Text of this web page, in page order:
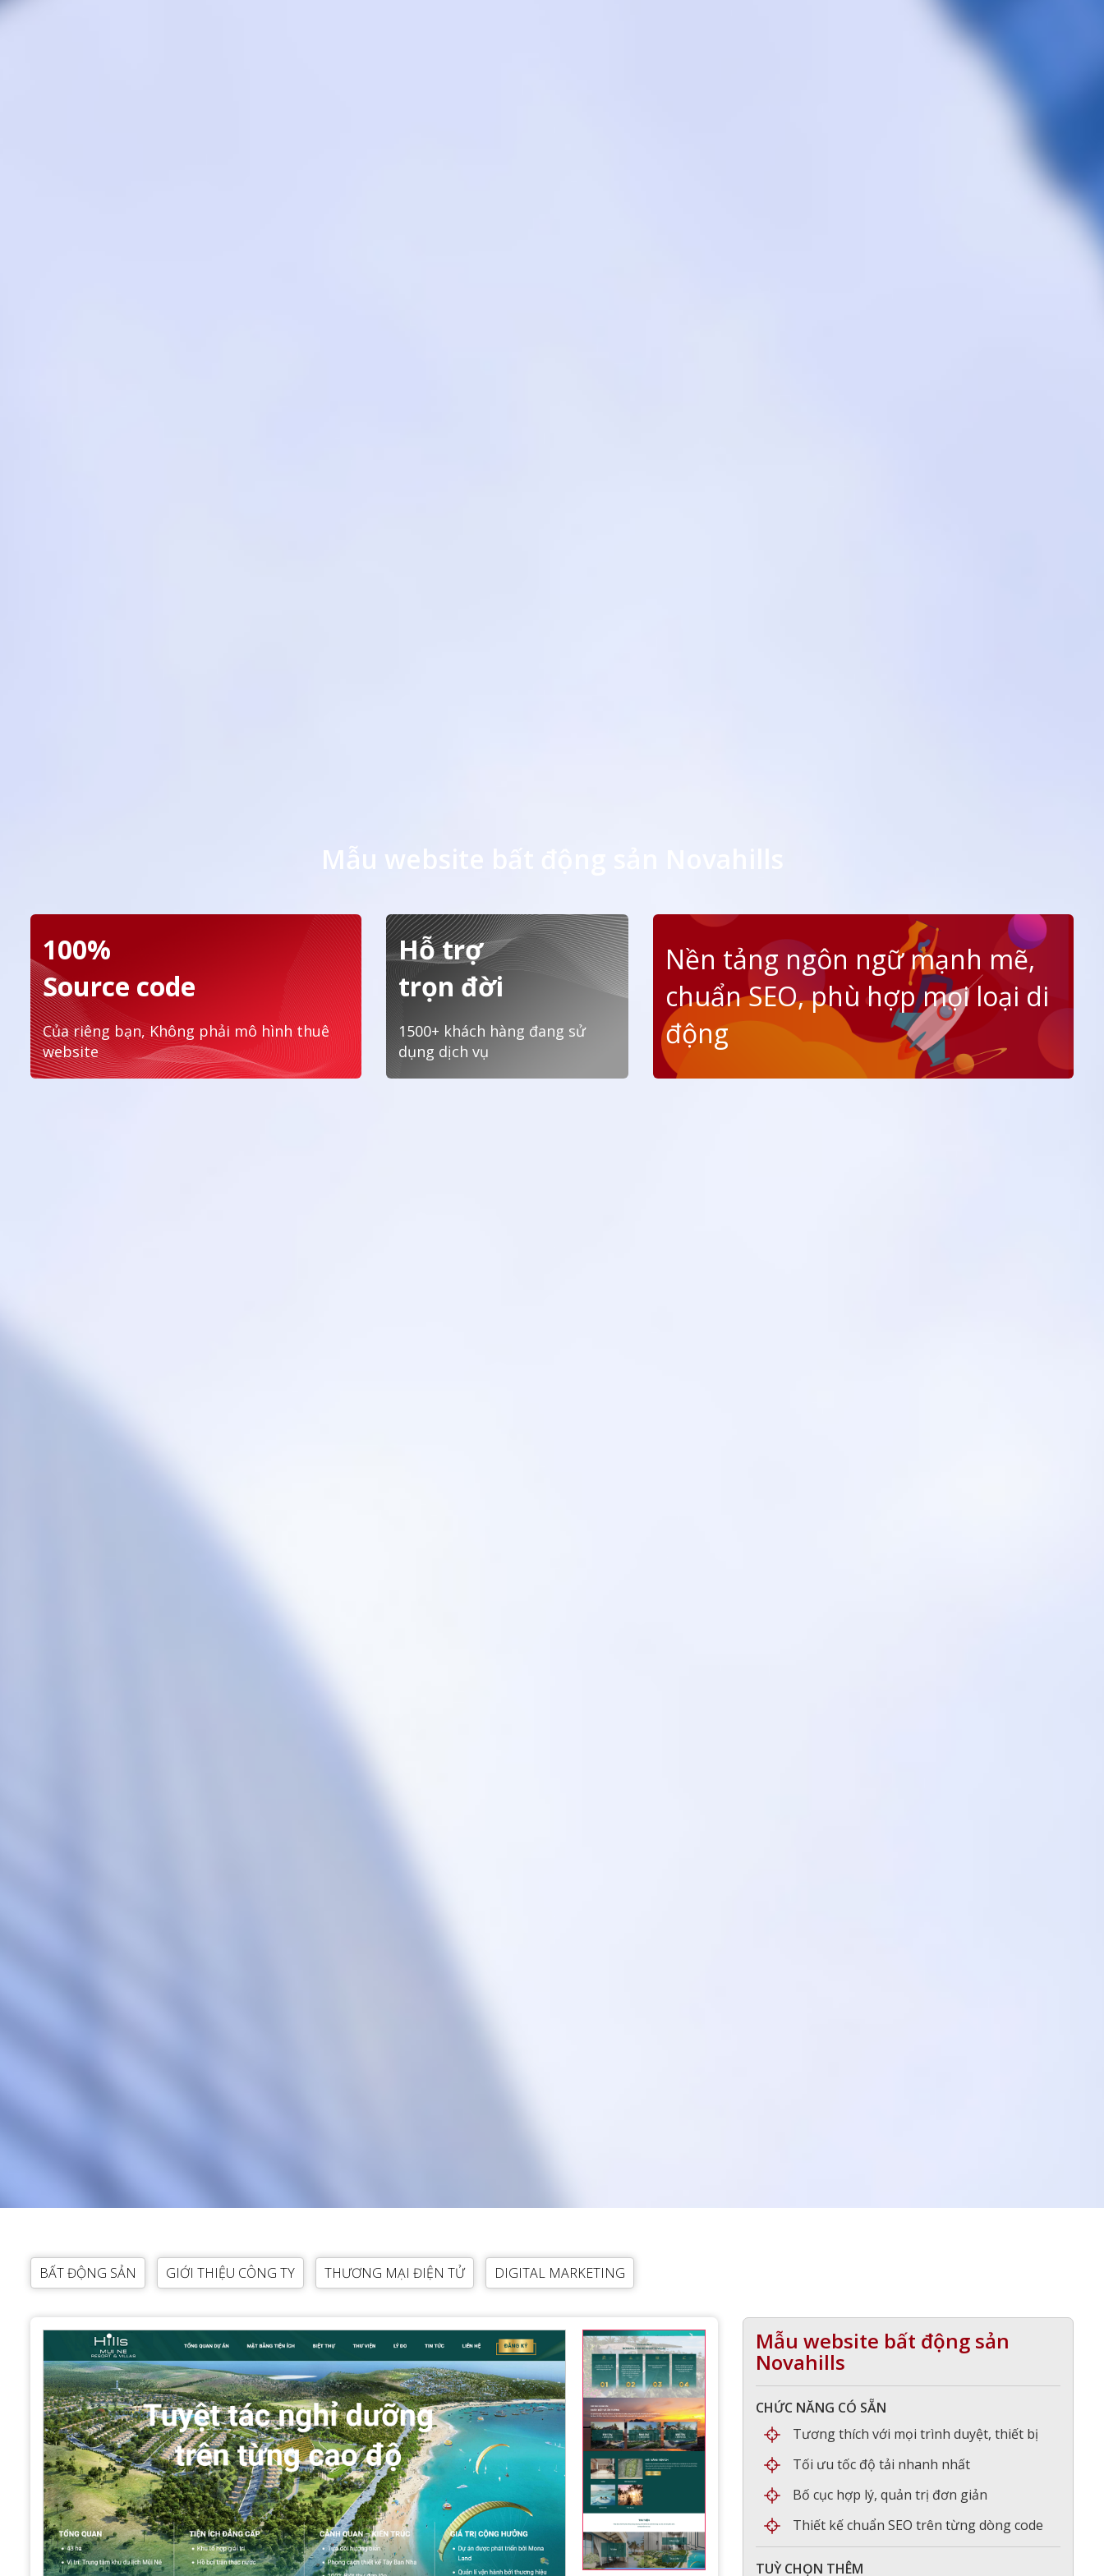
Mẫu website bất động sản Novahills
100%
Source code
Của riêng bạn, Không phải mô hình thuê
website
Hỗ trợ
trọn đời
1500+ khách hàng đang sử
dụng dịch vụ
Nền tảng ngôn ngữ mạnh mẽ,
chuẩn SEO, phù hợp mọi loại di
động
BẤT ĐỘNG SẢN GIỚI THIỆU CÔNG TY THƯƠNG MẠI ĐIỆN TỬ DIGITAL MARKETING
Mẫu website bất động sản
Novahills
CHỨC NĂNG CÓ SẴN
Tương thích với mọi trình duyệt, thiết bị
Tối ưu tốc độ tải nhanh nhất
Bố cục hợp lý, quản trị đơn giản
Thiết kế chuẩn SEO trên từng dòng code
TUỲ CHỌN THÊM